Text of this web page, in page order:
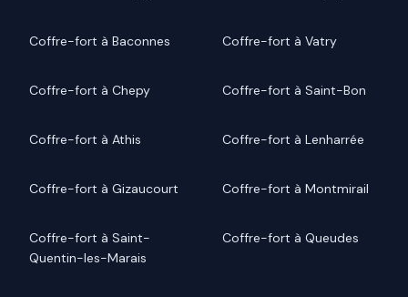
Coffre-fort à Baconnes Coffre-fort à Vatry
Coffre-fort à Chepy Coffre-fort à Saint-Bon
Coffre-fort à Athis Coffre-fort à Lenharrée
Coffre-fort à Gizaucourt Coffre-fort à Montmirail
Coffre-fort à Saint-
Quentin-les-Marais
Coffre-fort à Queudes